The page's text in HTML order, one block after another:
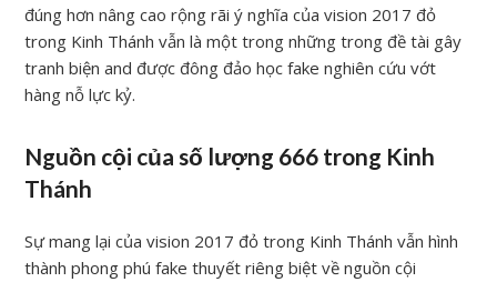
đúng hơn nâng cao rộng rãi ý nghĩa của vision 2017 đỏ
trong Kinh Thánh vẫn là một trong những trong đề tài gây
tranh biện and được đông đảo học fake nghiên cứu vớt
hàng nỗ lực kỷ.
Nguồn cội của số lượng 666 trong Kinh
Thánh
Sự mang lại của vision 2017 đỏ trong Kinh Thánh vẫn hình
thành phong phú fake thuyết riêng biệt về nguồn cội